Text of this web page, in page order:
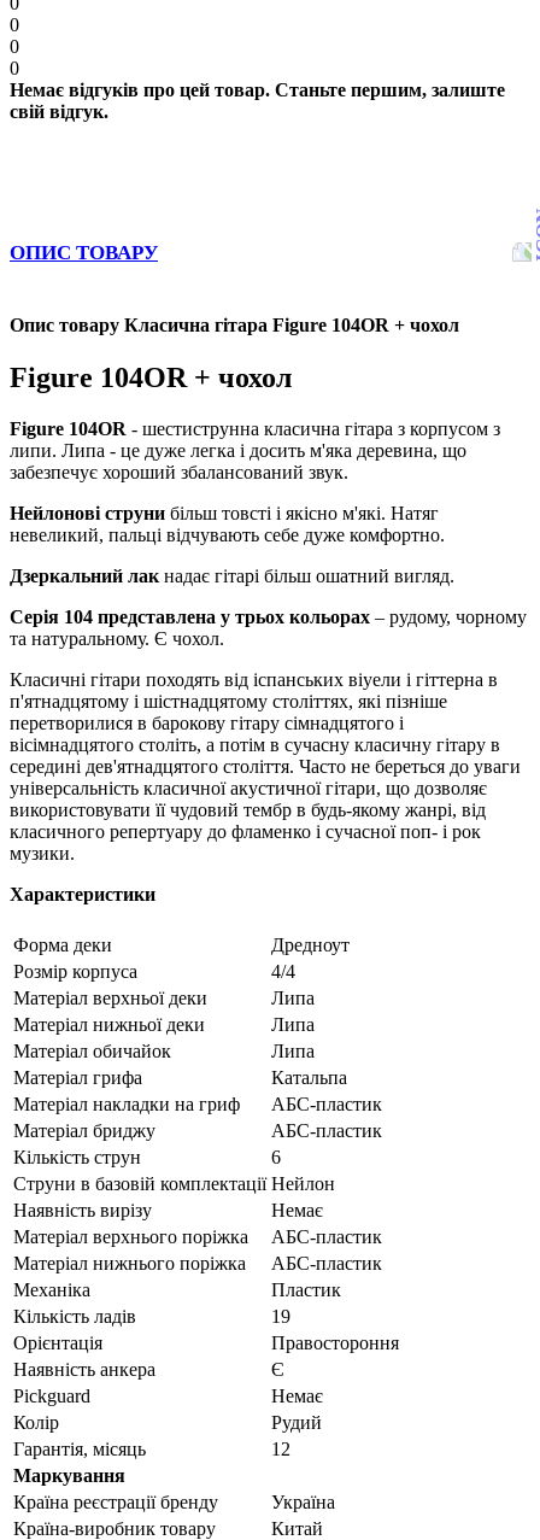
0
0
0
Немає відгуків про цей товар. Станьте першим, залиште
свій відгук.
ОПИС ТОВАРУ
Опис товару Класична гітара Figure 104OR + чохол
Figure 104OR + чохол
Figure 104OR - шестиструнна класична гітара з корпусом з
липи. Липа - це дуже легка і досить м'яка деревина, що
забезпечує хороший збалансований звук.
Нейлонові струни більш товсті і якісно м'які. Натяг
невеликий, пальці відчувають себе дуже комфортно.
Дзеркальний лак надає гітарі більш ошатний вигляд.
Серія 104 представлена у трьох кольорах – рудому, чорному
та натуральному. Є чохол.
Класичні гітари походять від іспанських віуели і гіттерна в
п'ятнадцятому і шістнадцятому століттях, які пізніше
перетворилися в барокову гітару сімнадцятого і
вісімнадцятого століть, а потім в сучасну класичну гітару в
середині дев'ятнадцятого століття. Часто не береться до уваги
універсальність класичної акустичної гітари, що дозволяє
використовувати її чудовий тембр в будь-якому жанрі, від
класичного репертуару до фламенко і сучасної поп- і рок
музики.
Характеристики
Форма деки
Дредноут
Розмір корпуса
4/4
Матеріал верхньої деки
Липа
Матеріал нижньої деки
Липа
Матеріал обичайок
Липа
Матеріал грифа
Катальпа
Матеріал накладки на гриф
АБС-пластик
Матеріал бриджу
АБС-пластик
Кількість струн
6
Струни в базовій комплектації Нейлон
Наявність вирізу
Немає
Матеріал верхнього поріжка
АБС-пластик
Матеріал нижнього поріжка
АБС-пластик
Механіка
Пластик
Кількість ладів
19
Орієнтація
Правостороння
Наявність анкера
Є
Pickguard
Немає
Колір
Рудий
Гарантія, місяць
12
Маркування
Країна реєстрації бренду
Україна
Країна-виробник товару
Китай